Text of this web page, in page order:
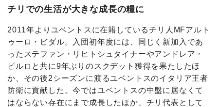
チリでの生活が大きな成長の糧に
2011年よりユベントスに在籍しているチリ人MFアルト
ゥーロ・ビダル。入団初年度には、同じく新加入であ
ったステファン・リヒトシュタイナーやアンドレア・
ピルロと共に9年ぶりのスクデット獲得を果たしたほ
か、その後2シーズンに渡るユベントスのイタリア王者
防衛に貢献した。今ではユベントスの中盤に居なくて
はならない存在にまで成長したほか、チリ代表として